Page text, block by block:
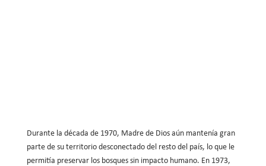
Durante la década de 1970, Madre de Dios aún mantenía gran
parte de su territorio desconectado del resto del país, lo que le
permitía preservar los bosques sin impacto humano. En 1973,